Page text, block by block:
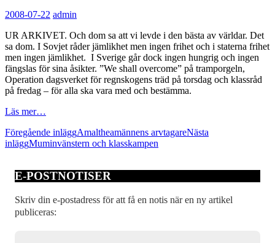
2008-07-22 admin
UR ARKIVET. Och dom sa att vi levde i den bästa av världar. Det
sa dom. I Sovjet råder jämlikhet men ingen frihet och i staterna frihet
men ingen jämlikhet. I Sverige går dock ingen hungrig och ingen
fängslas för sina åsikter. ”We shall overcome” på tramporgeln,
Operation dagsverket för regnskogens träd på torsdag och klassråd
på fredag – för alla ska vara med och bestämma.
Läs mer…
Inläggsnavigering
Föregående inläggAmaltheamännens arvtagareNästa
inläggMuminvänstern och klasskampen
E-POSTNOTISER
Skriv din e-postadress för att få en notis när en ny artikel
publiceras: